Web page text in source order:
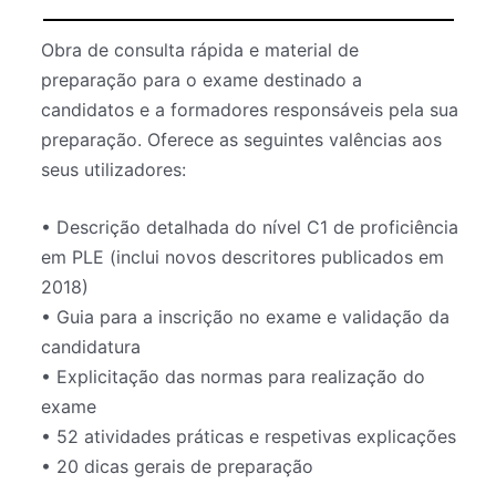
Obra de consulta rápida e material de
preparação para o exame destinado a
candidatos e a formadores responsáveis pela sua
preparação. Oferece as seguintes valências aos
seus utilizadores:
• Descrição detalhada do nível C1 de proficiência
em PLE (inclui novos descritores publicados em
2018)
• Guia para a inscrição no exame e validação da
candidatura
• Explicitação das normas para realização do
exame
• 52 atividades práticas e respetivas explicações
• 20 dicas gerais de preparação